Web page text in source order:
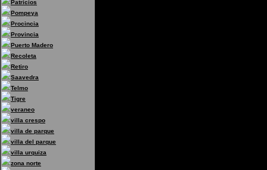
Patricios
Pompeya
Procincia
Provincia
Puerto Madero
Recoleta
Retiro
Saavedra
Telmo
Tigre
veraneo
villa crespo
villa de parque
villa del parque
villa urquiza
zona norte